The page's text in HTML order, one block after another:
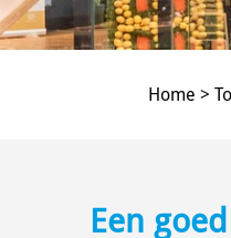
Home >
Een